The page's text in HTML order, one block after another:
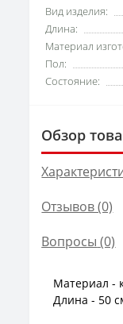
Вид изделия:
Длина:
Материал
Пол:
Состояние:
Обзор
Отзывов (0)
Вопросы (0)
Материал -
Длина - 50